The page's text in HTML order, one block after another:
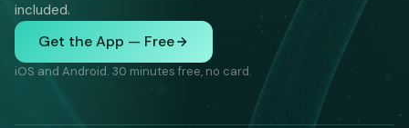
included.
Get the App — Free
iOS and Android. 30 minutes free, no card.